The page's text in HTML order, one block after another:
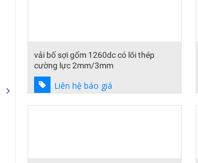
vải bố sợi gốm 1260dc có lõi thép
cường lực 2mm/3mm
Liên hệ báo giá